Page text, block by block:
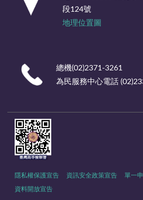
段124號
地理位置圖
總機(02)2371-3261
為民服務中心電話
隱私權保護宣告 資訊安全政策宣告 單一
資料開放宣告